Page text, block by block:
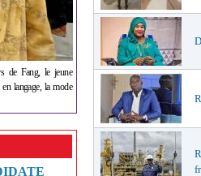
de Fang, le jeune
en langage, la mode